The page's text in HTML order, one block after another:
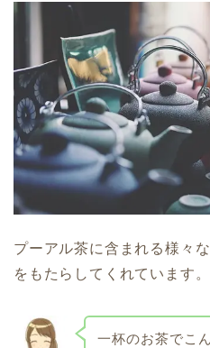
プーアル茶に含まれる様々
をもたらしてくれています。
一杯のお茶でこ